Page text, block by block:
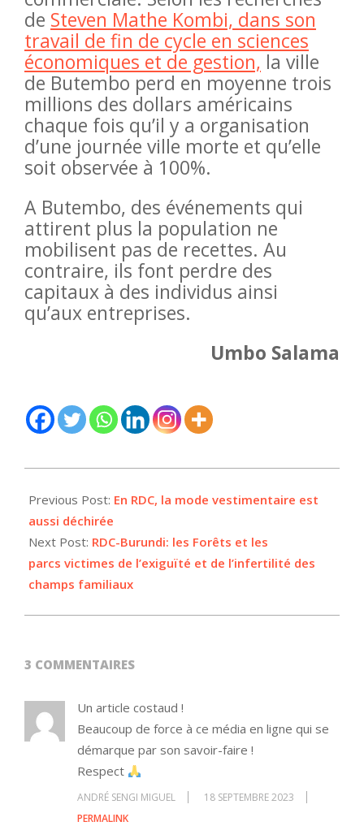
de Steven Mathe Kombi, dans son
travail de fin de cycle en sciences
économiques et de gestion, la ville
de Butembo perd en moyenne trois
millions des dollars américains
chaque fois qu’il y a organisation
d’une journée ville morte et qu’elle
soit observée à 100%.
A Butembo, des événements qui
attirent plus la population ne
mobilisent pas de recettes. Au
contraire, ils font perdre des
capitaux à des individus ainsi
qu’aux entreprises.
Umbo Salama
09-
18
Previous Post: En RDC, la mode vestimentaire est
aussi déchirée
Next Post: RDC-Burundi: les Forêts et les
parcs victimes de l’exiguïté et de l’infertilité des
champs familiaux
3 COMMENTAIRES
Un article costaud !
Beaucoup de force à ce média en ligne qui se
démarque par son savoir-faire !
Respect
ANDRÉ SENGI MIGUEL
18 SEPTEMBRE 2023
PERMALINK